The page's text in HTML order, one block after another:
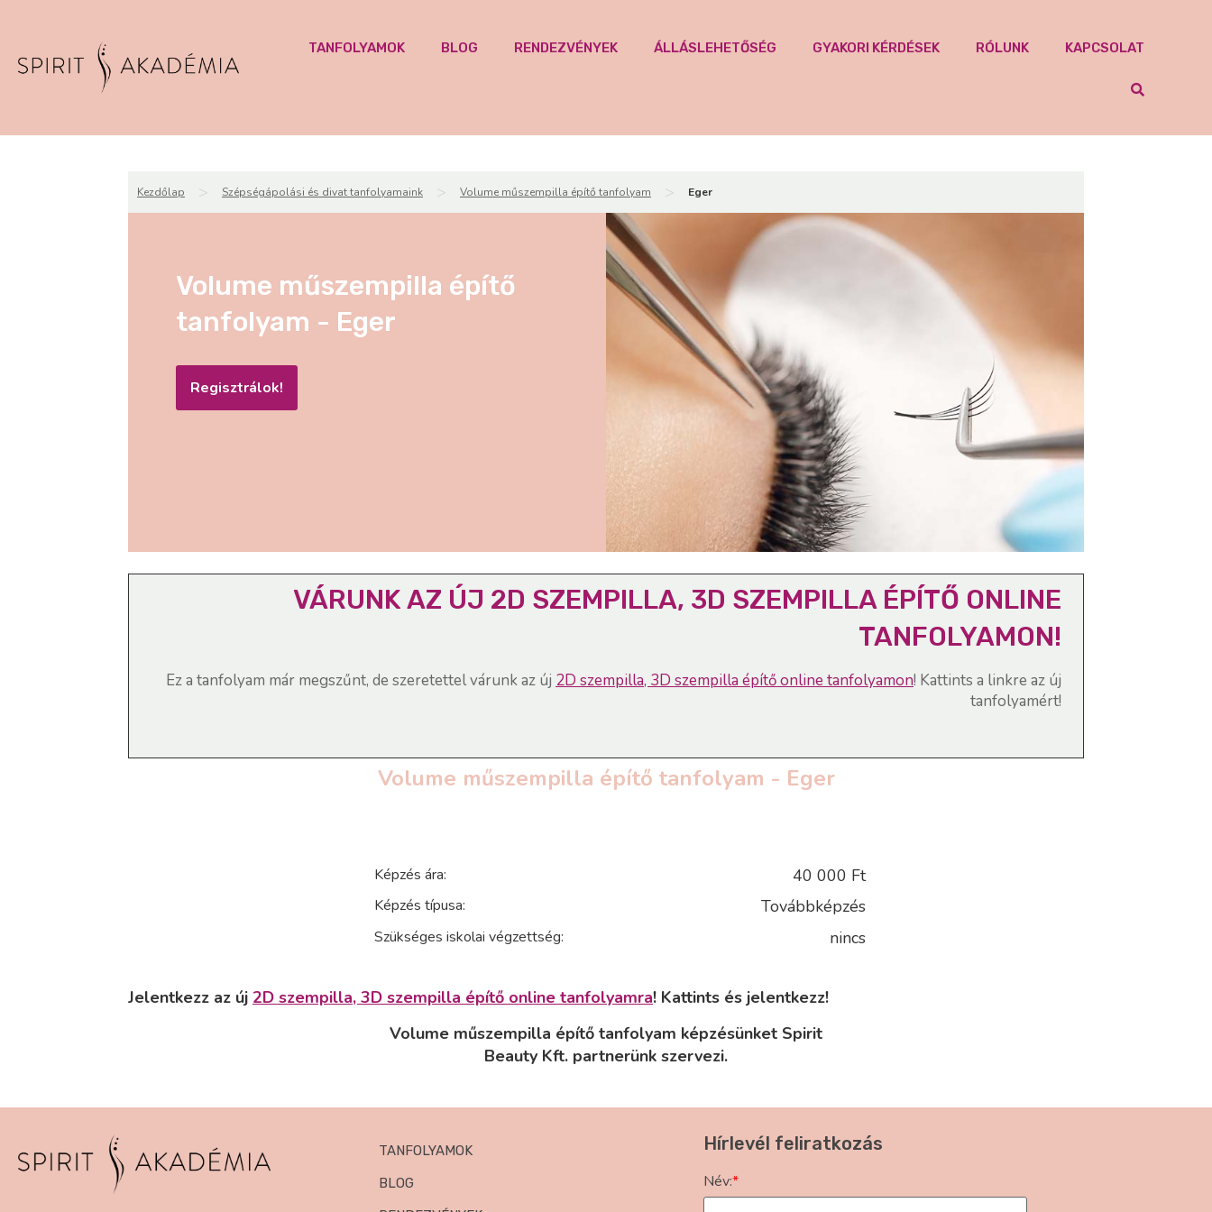
TANFOLYAMOK BLOG RENDEZVÉNYEK ÁLLÁSLEHETŐSÉG GYAKORI KÉRDÉSEK RÓLUNK KAPCSOLAT
Kezdőlap > Szépségápolási és divat tanfolyamaink > Volume műszempilla építő tanfolyam > Eger
Volume műszempilla építő
tanfolyam - Eger
Regisztrálok!
VÁRUNK AZ ÚJ 2D SZEMPILLA, 3D SZEMPILLA ÉPÍTŐ ONLINE
TANFOLYAMON!
Ez a tanfolyam már megszűnt, de szeretettel várunk az új 2D szempilla, 3D szempilla építő online tanfolyamon! Kattints a linkre az új
tanfolyamért!
Volume műszempilla építő tanfolyam - Eger
Képzés ára: 40 000 Ft
Képzés típusa: Továbbképzés
Szükséges iskolai végzettség: nincs
Jelentkezz az új 2D szempilla, 3D szempilla építő online tanfolyamra! Kattints és jelentkezz!
Volume műszempilla építő tanfolyam képzésünket Spirit
Beauty Kft. partnerünk szervezi.
TANFOLYAMOK
BLOG
Hírlevél feliratkozás
Név:*